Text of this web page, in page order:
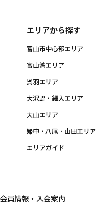
エリアから探す
富山市中心部エリア
富山湾エリア
呉羽エリア
大沢野・細入エリア
大山エリア
婦中・八尾・山田エリア
エリアガイド
会員情報・入会案内